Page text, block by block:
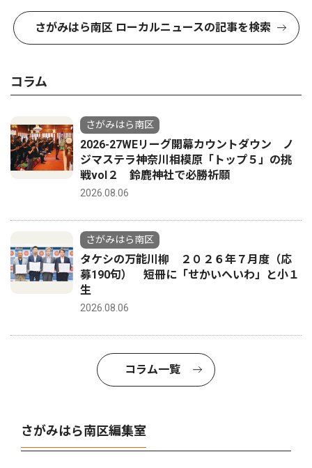
さがみはら南区 ローカルニュースの記事を検索
コラム
さがみはら南区
2026-27WEリーグ開幕カウントダウン ノ
ジマステラ神奈川相模原「トップ５」の挑
戦vol２ 鈴鹿神社で必勝祈願
2026.08.06
さがみはら南区
タケシの万能川柳 ２０２６年７月度（応
募190句） 短冊に「せかいへいわ」と小１
生
2026.08.06
コラム一覧
さがみはら南区編集室